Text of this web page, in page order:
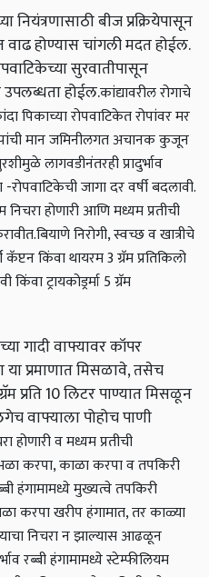
नियंत्रणासाठी बीज प्रक्रियेपासून
होण्यास चांगली मदत होईल.
सुरवातीपासून
उपलब्धता होईल.कांद्यावरील रोगाचे
पिकाच्या रोपवाटिकेत रोपांवर मर
मान जमिनीलगत अचानक कुजून
लागवडीनंतरही प्रादुर्भाव
-रोपवाटिकेची जागा दर वर्षी बदलावी.
निचरा होणारी आणि मध्यम प्रतीची
बियाणे निरोगी, स्वच्छ व खात्रीचे
किंवा थायरम 3 ग्रॅम प्रतिकिलो
किंवा ट्रायकोड्रर्मा 5 ग्रॅम
गादी वाफ्यावर कॉपर
या प्रमाणात मिसळावे, तसेच
प्रति 10 लिटर पाण्यात मिसळून
वाफ्याला पोहोच पाणी
होणारी व मध्यम प्रतीची
करपा, काळा करपा व तपकिरी
हंगामामध्ये मुख्यत्वे तपकिरी
करपा खरीप हंगामात, तर काळ्या
निचरा न झाल्यास आढळून
रब्बी हंगामामध्ये स्टेम्फीलियम